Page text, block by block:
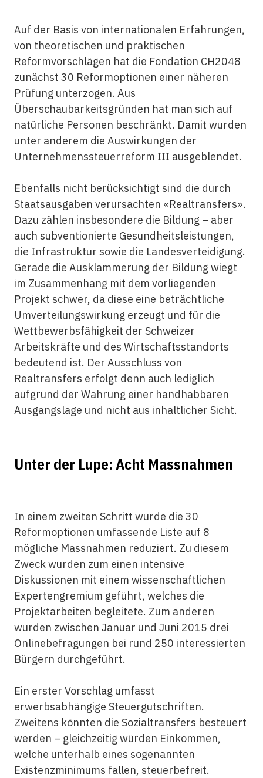
Auf der Basis von internationalen Erfahrungen,
von theoretischen und praktischen
Reformvorschlägen hat die Fondation CH2048
zunächst 30 Reformoptionen einer näheren
Prüfung unterzogen. Aus
Überschaubarkeitsgründen hat man sich auf
natürliche Personen beschränkt. Damit wurden
unter anderem die Auswirkungen der
Unternehmenssteuerreform III ausgeblendet.
Ebenfalls nicht berücksichtigt sind die durch
Staatsausgaben verursachten «Realtransfers».
Dazu zählen insbesondere die Bildung – aber
auch subventionierte Gesundheitsleistungen,
die Infrastruktur sowie die Landesverteidigung.
Gerade die Ausklammerung der Bildung wiegt
im Zusammenhang mit dem vorliegenden
Projekt schwer, da diese eine beträchtliche
Umverteilungswirkung erzeugt und für die
Wettbewerbsfähigkeit der Schweizer
Arbeitskräfte und des Wirtschaftsstandorts
bedeutend ist. Der Ausschluss von
Realtransfers erfolgt denn auch lediglich
aufgrund der Wahrung einer handhabbaren
Ausgangslage und nicht aus inhaltlicher Sicht.
Unter der Lupe: Acht Massnahmen
In einem zweiten Schritt wurde die 30
Reformoptionen umfassende Liste auf 8
mögliche Massnahmen reduziert. Zu diesem
Zweck wurden zum einen intensive
Diskussionen mit einem wissenschaftlichen
Expertengremium geführt, welches die
Projektarbeiten begleitete. Zum anderen
wurden zwischen Januar und Juni 2015 drei
Onlinebefragungen bei rund 250 interessierten
Bürgern durchgeführt.
Ein erster Vorschlag umfasst
erwerbsabhängige Steuergutschriften.
Zweitens könnten die Sozialtransfers besteuert
werden – gleichzeitig würden Einkommen,
welche unterhalb eines sogenannten
Existenzminimums fallen, steuerbefreit.